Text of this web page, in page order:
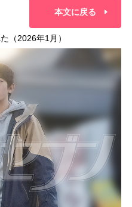
本文に戻る
（2026年1月）